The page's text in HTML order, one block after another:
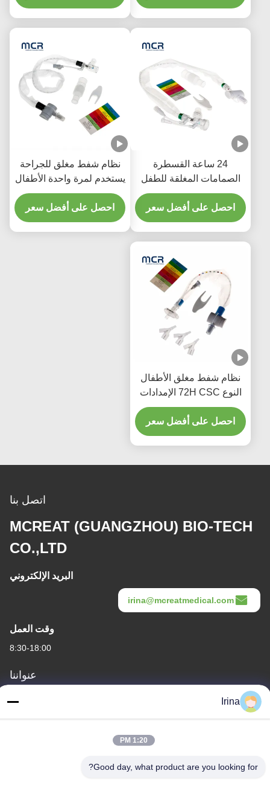
24 ساعة القسطرة
الصمامات المغلقة للطفل
مع ثلاثة أجزاء Y
احصل على أفضل سعر
نظام شفط مغلق للجراحة
يستخدم لمرة واحدة الأطفال
حديثي الولادة / الأطفال -
الكوع
احصل على أفضل سعر
نظام شفط مغلق الأطفال
النوع 72H CSC الإمدادات
الطبية المستخدمة مرة
واحدة
احصل على أفضل سعر
اتصل بنا
MCREAT (GUANGZHOU) BIO-TECH
CO.,LTD
البريد الإلكتروني
irina@mcreatmedical.com
وقت العمل
8:30-18:00
عنواننا
العنوانIrina
1:20 PM
Good day, what product are you looking for?